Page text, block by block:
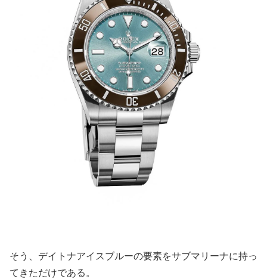
そう、デイトナアイスブルーの要素をサブマリーナに持っ
てきただけである。